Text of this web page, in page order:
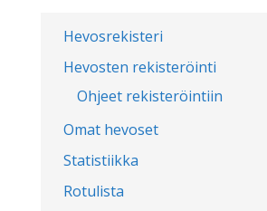
Hevosrekisteri
Hevosten rekisteröinti
Ohjeet rekisteröintiin
Omat hevoset
Statistiikka
Rotulista